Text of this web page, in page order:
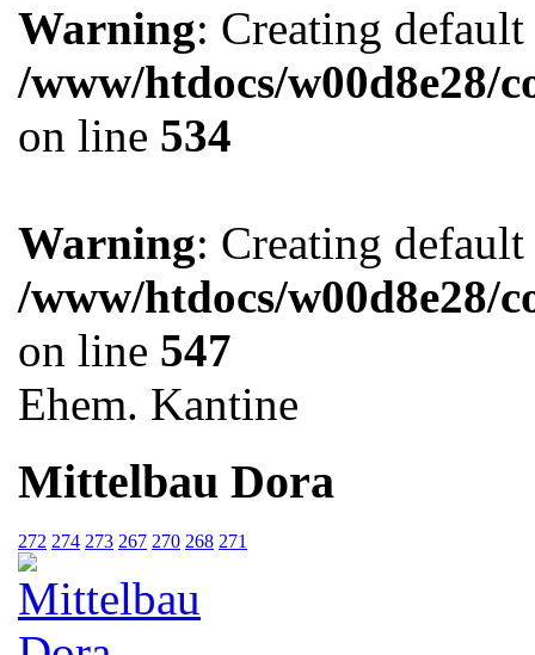
Warning: Creating
/www/htdocs/w00d8e28/
on line 534
Warning: Creating
/www/htdocs/w00d8e28/
on line 547
Ehem. Kantine
Mittelbau Dora
272 274 273 267 270 268 271